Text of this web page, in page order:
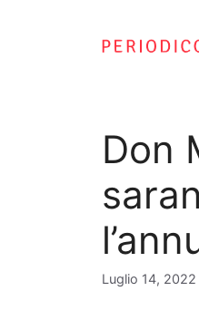
Don
Luglio 14, 2022